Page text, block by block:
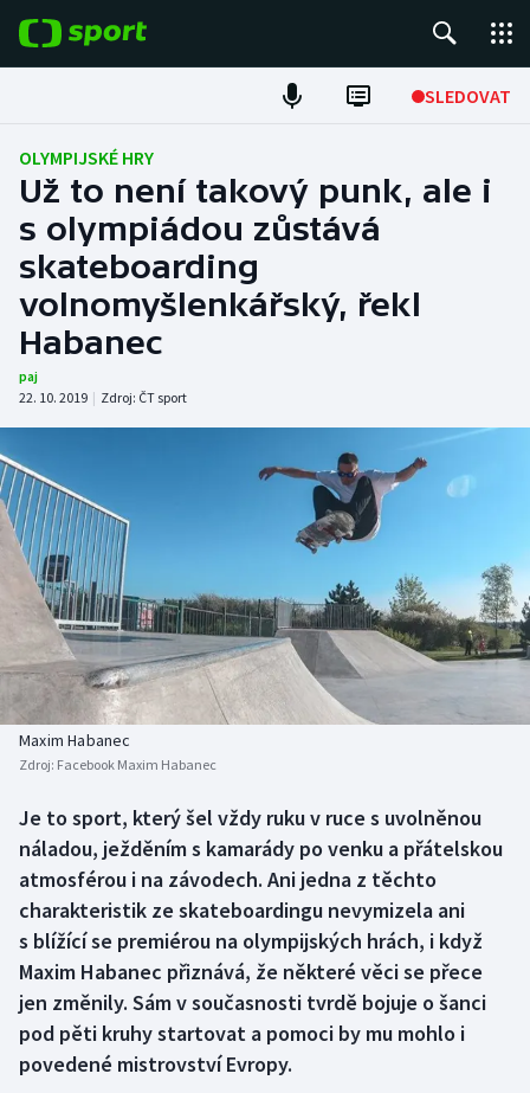
SLEDOVAT
Fotbal
Hokej
Tenis
Atletika
DALŠÍ SPORTY
Americký fotbal
Baseball a softbal
Basketbal
Biatlon
Boby a skeleton
Box
Curling
Dostihy
Florbal
Futsal
Golf
NEPŘEHLÉDNĚTE
Soutěže
Historické návraty
Aplikace ČT sport
AZ kvíz
OLYMPIJSKÉ HRY
Už to není takový punk, ale i
s olympiádou zůstává
skateboarding
volnomyšlenkářský, řekl
Habanec
paj
22. 10. 2019 | Zdroj: ČT sport
Maxim Habanec
Zdroj: Facebook Maxim Habanec
Je to sport, který šel vždy ruku v ruce s uvolněnou
náladou, ježděním s kamarády po venku a přátelskou
atmosférou i na závodech. Ani jedna z těchto
charakteristik ze skateboardingu nevymizela ani
s blížící se premiérou na olympijských hrách, i když
Maxim Habanec přiznává, že některé věci se přece
jen změnily. Sám v současnosti tvrdě bojuje o šanci
pod pěti kruhy startovat a pomoci by mu mohlo i
povedené mistrovství Evropy.